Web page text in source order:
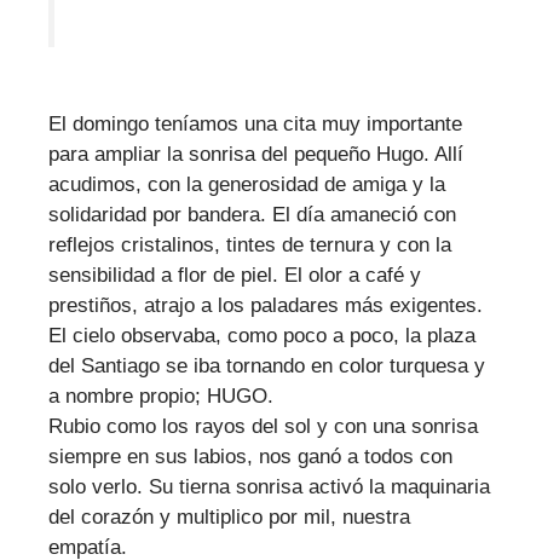
El domingo teníamos una cita muy importante
para ampliar la sonrisa del pequeño Hugo. Allí
acudimos, con la generosidad de amiga y la
solidaridad por bandera. El día amaneció con
reflejos cristalinos, tintes de ternura y con la
sensibilidad a flor de piel. El olor a café y
prestiños, atrajo a los paladares más exigentes.
El cielo observaba, como poco a poco, la plaza
del Santiago se iba tornando en color turquesa y
a nombre propio; HUGO.
Rubio como los rayos del sol y con una sonrisa
siempre en sus labios, nos ganó a todos con
solo verlo. Su tierna sonrisa activó la maquinaria
del corazón y multiplico por mil, nuestra
empatía.